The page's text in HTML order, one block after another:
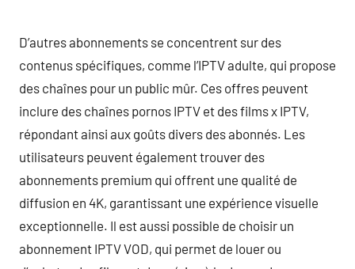
D’autres abonnements se concentrent sur des
contenus spécifiques, comme l’IPTV adulte, qui propose
des chaînes pour un public mûr. Ces offres peuvent
inclure des chaînes pornos IPTV et des films x IPTV,
répondant ainsi aux goûts divers des abonnés. Les
utilisateurs peuvent également trouver des
abonnements premium qui offrent une qualité de
diffusion en 4K, garantissant une expérience visuelle
exceptionnelle. Il est aussi possible de choisir un
abonnement IPTV VOD, qui permet de louer ou